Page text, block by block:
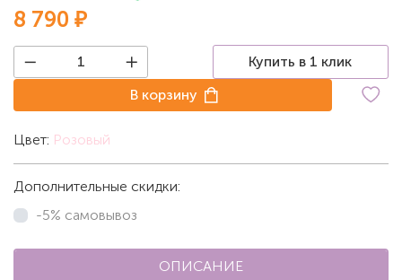
8 790 ₽
Купить в 1 клик
В корзину
Цвет: Розовый
Дополнительные скидки:
-5% самовывоз
ОПИСАНИЕ